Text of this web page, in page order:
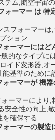
テム,航空宇宙
ォーマー は 特
スフォーマーは
ション.
ーマーにはど
的なタイプに
イド変形器,オ
基準のために
ーマーが 機
ーマーにより,
安全性の向上,
確保する.
ーマーの製造